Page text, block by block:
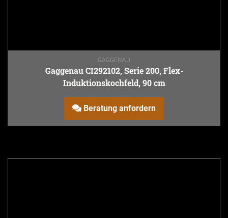
GAGGENAU
Gaggenau CI292102, Serie 200, Flex-
Induktionskochfeld, 90 cm
Beratung anfordern